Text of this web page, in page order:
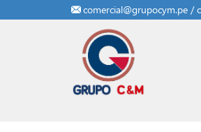
comercial@grupocym.pe /